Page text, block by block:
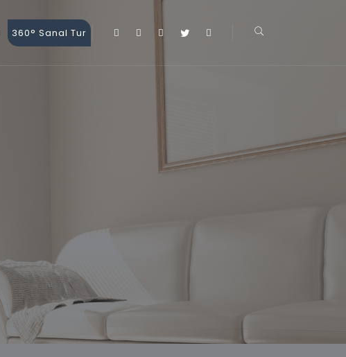
360° Sanal Tur